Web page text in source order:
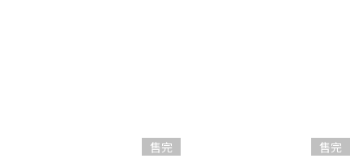
售完 售完